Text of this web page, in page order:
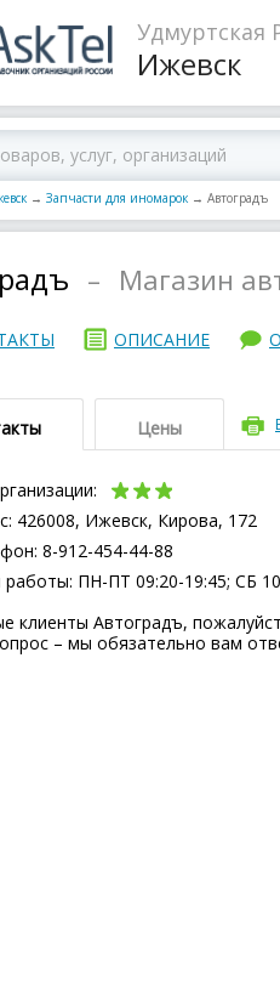
Удмуртская
Ижевск
→ Запчасти для иномарок → Автоградъ
– Магазин
ОПИСАНИЕ
Цены
426008, Ижевск, Кирова, 172
8-912-454-44-88
работы: ПН-ПТ 09:20-19:45; СБ
клиенты Автоградъ,
– мы обязательно вам